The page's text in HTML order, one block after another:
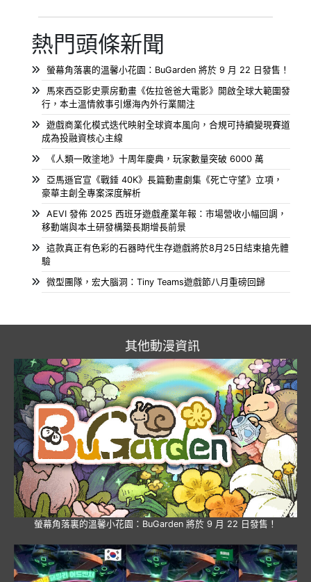
熱門頭條新聞
螢幕角落裏的溫馨小花園：BuGarden 將於 9 月 22 日發售！
馬來西亞影史票房動畫《佐拉爸爸大電影》開啟全球大範圍發
行，本土溫情敘事引爆海內外行業關注
遊戲商業化模式迭代映射全球資本風向，合規可持續變現賽道
成為投融資核心主線
《人類一敗塗地》十周年慶典，玩家數量突破 6000 萬
亞馬遜官宣《戰錘 40K》長篇動畫劇集《死亡守望》立項，
豪華主創全專案深度解析
AEVI 發佈 2025 西班牙遊戲產業年報：市場營收小幅回調，
移動端與本土研發構築長期增長前景
這款真正有色彩的石器時代生存遊戲將於8月25日結束搶先體
驗
微型團隊，宏大腦洞：Tiny Teams遊戲節八月重磅回歸
其他動漫資訊
螢幕角落裏的溫馨小花園：BuGarden 將於 9 月 22 日發售！